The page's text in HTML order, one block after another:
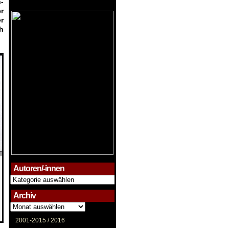
Autoren/-innen
Autoren/-
innen
Archiv
Archiv
2001-2015 /2016